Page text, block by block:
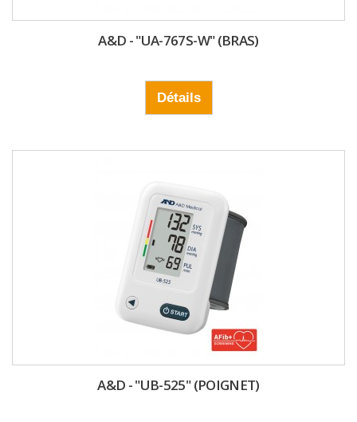
A&D - "UA-767S-W" (BRAS)
Détails
A&D - "UB-525" (POIGNET)